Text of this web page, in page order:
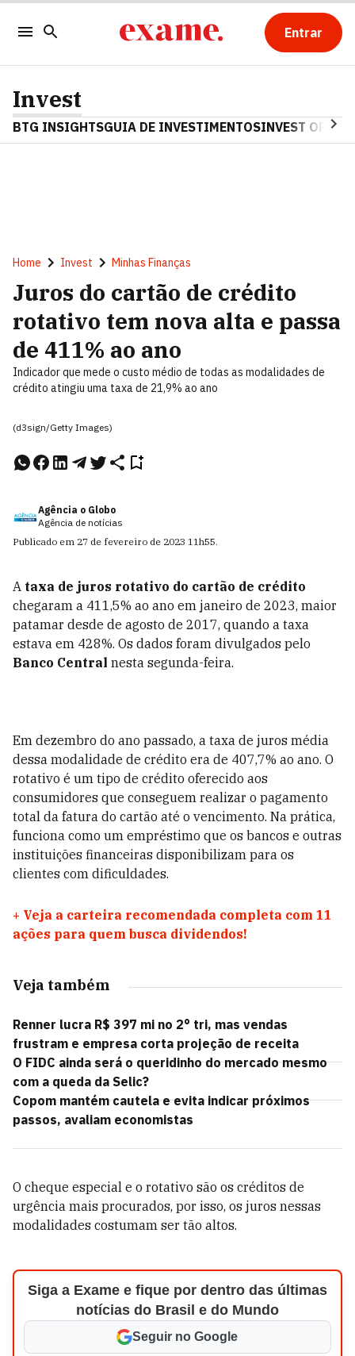
Entrar
Invest
BTG INSIGHTSGUIA DE INVESTIMENTOSINVEST OPINA
Home Invest Minhas Finanças
Juros do cartão de crédito
rotativo tem nova alta e passa
de 411% ao ano
Indicador que mede o custo médio de todas as modalidades de
crédito atingiu uma taxa de 21,9% ao ano
(d3sign/Getty Images)
Agência o Globo
Agência de notícias
Publicado em 27 de fevereiro de 2023 11h55.
A taxa de juros rotativo do cartão de crédito
chegaram a 411,5% ao ano em janeiro de 2023, maior
patamar desde de agosto de 2017, quando a taxa
estava em 428%. Os dados foram divulgados pelo
Banco Central nesta segunda-feira.
Em dezembro do ano passado, a taxa de juros média
dessa modalidade de crédito era de 407,7% ao ano. O
rotativo é um tipo de crédito oferecido aos
consumidores que conseguem realizar o pagamento
total da fatura do cartão até o vencimento. Na prática,
funciona como um empréstimo que os bancos e outras
instituições financeiras disponibilizam para os
clientes com dificuldades.
+ Veja a carteira recomendada completa com 11
ações para quem busca dividendos!
Veja também
Renner lucra R$ 397 mi no 2° tri, mas vendas
frustram e empresa corta projeção de receita
O FIDC ainda será o queridinho do mercado mesmo
com a queda da Selic?
Copom mantém cautela e evita indicar próximos
passos, avaliam economistas
O cheque especial e o rotativo são os créditos de
urgência mais procurados, por isso, os juros nessas
modalidades costumam ser tão altos.
Siga a Exame e fique por dentro das últimas
notícias do Brasil e do Mundo
Seguir no Google